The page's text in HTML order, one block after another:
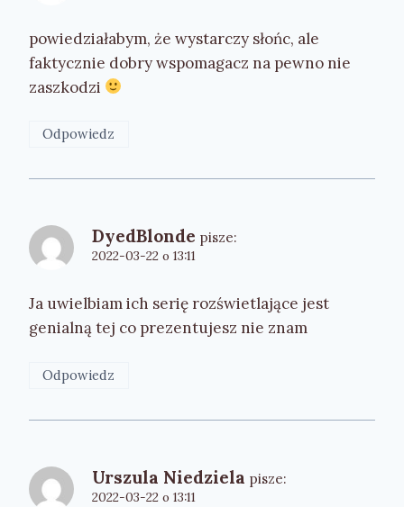
powiedziałabym, że wystarczy słońc, ale
faktycznie dobry wspomagacz na pewno nie
zaszkodzi
Odpowiedz
DyedBlonde pisze:
2022-03-22 o 13:11
Ja uwielbiam ich serię rozświetlające jest
genialną tej co prezentujesz nie znam
Odpowiedz
Urszula Niedziela pisze:
2022-03-22 o 13:11